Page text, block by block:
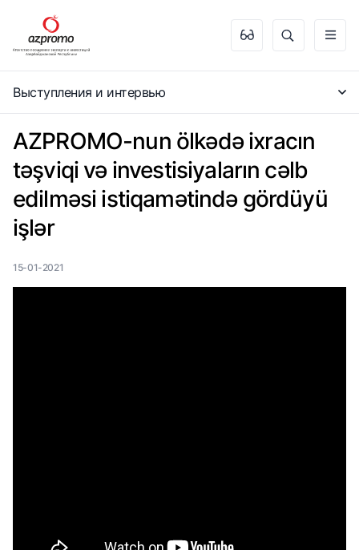
Выступления и интервью
AZPROMO-nun ölkədə ixracın
təşviqi və investisiyaların cəlb
edilməsi istiqamətində gördüyü
işlər
15-01-2021